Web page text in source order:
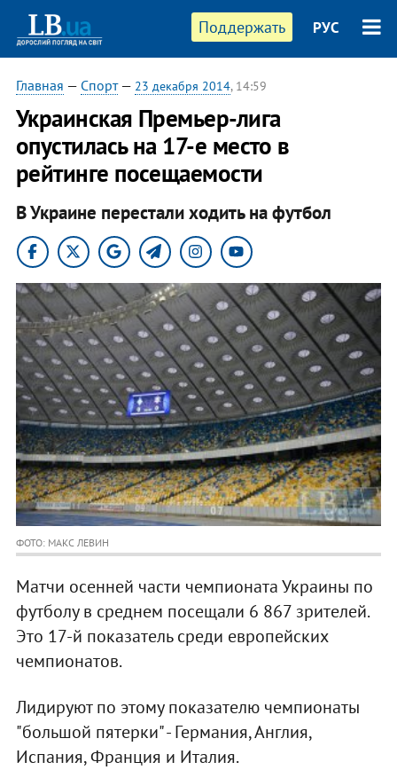
Поддержать РУС
Главная — Спорт— 23 декабря 2014, 14:59
Украинская Премьер-лига
опустилась на 17-е место в
рейтинге посещаемости
В Украине перестали ходить на футбол
ФОТО: МАКС ЛЕВИН
Матчи осенней части чемпионата Украины по
футболу в среднем посещали 6 867 зрителей.
Это 17-й показатель среди европейских
чемпионатов.
Лидируют по этому показателю чемпионаты
"большой пятерки" - Германия, Англия,
Испания, Франция и Италия.